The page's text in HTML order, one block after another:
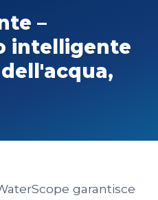
–
intelligente
garantisce